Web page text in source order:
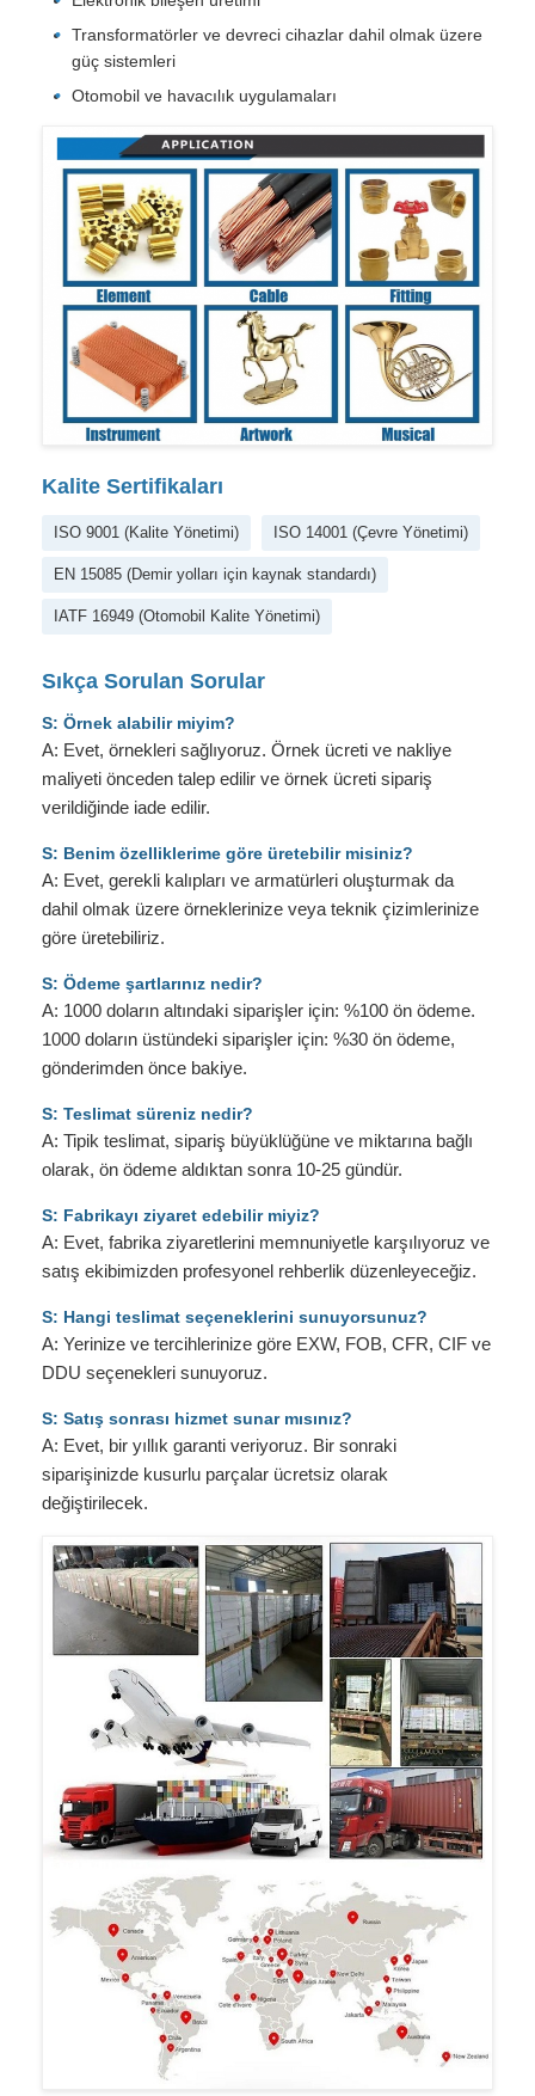
Transformatörler ve devreci cihazlar dahil olmak üzere
güç sistemleri
Otomobil ve havacılık uygulamaları
Kalite Sertifikaları
ISO 9001 (Kalite Yönetimi) ISO 14001 (Çevre Yönetimi)
EN 15085 (Demir yolları için kaynak standardı)
IATF 16949 (Otomobil Kalite Yönetimi)
Sıkça Sorulan Sorular
S: Örnek alabilir miyim?
A: Evet, örnekleri sağlıyoruz. Örnek ücreti ve nakliye
maliyeti önceden talep edilir ve örnek ücreti sipariş
verildiğinde iade edilir.
S: Benim özelliklerime göre üretebilir misiniz?
A: Evet, gerekli kalıpları ve armatürleri oluşturmak da
dahil olmak üzere örneklerinize veya teknik çizimlerinize
göre üretebiliriz.
S: Ödeme şartlarınız nedir?
A: 1000 doların altındaki siparişler için: %100 ön ödeme.
1000 doların üstündeki siparişler için: %30 ön ödeme,
gönderimden önce bakiye.
S: Teslimat süreniz nedir?
A: Tipik teslimat, sipariş büyüklüğüne ve miktarına bağlı
olarak, ön ödeme aldıktan sonra 10-25 gündür.
S: Fabrikayı ziyaret edebilir miyiz?
A: Evet, fabrika ziyaretlerini memnuniyetle karşılıyoruz ve
satış ekibimizden profesyonel rehberlik düzenleyeceğiz.
S: Hangi teslimat seçeneklerini sunuyorsunuz?
A: Yerinize ve tercihlerinize göre EXW, FOB, CFR, CIF ve
DDU seçenekleri sunuyoruz.
S: Satış sonrası hizmet sunar mısınız?
A: Evet, bir yıllık garanti veriyoruz. Bir sonraki
siparişinizde kusurlu parçalar ücretsiz olarak
değiştirilecek.